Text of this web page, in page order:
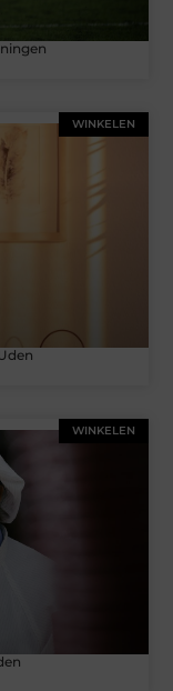
WINKELEN
WINKELEN